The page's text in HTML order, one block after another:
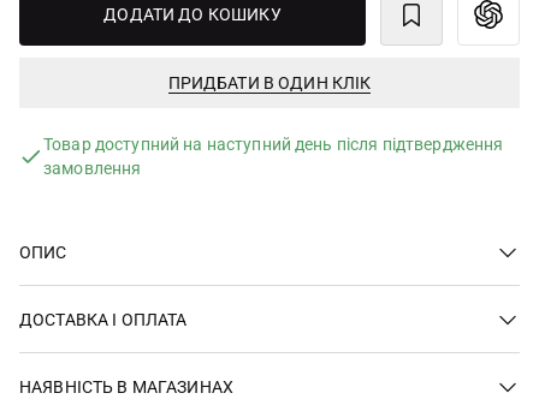
ДОДАТИ ДО КОШИКУ
ПРИДБАТИ В ОДИН КЛІК
Товар доступний на наступний день після підтвердження
замовлення
ОПИС
ДОСТАВКА І ОПЛАТА
НАЯВНІСТЬ В МАГАЗИНАХ